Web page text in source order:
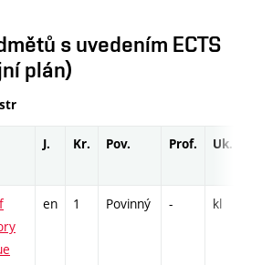
s uvedením ECTS
plán)
J. Kr. Pov. Prof. Uk.
en 1 Povinný - kl